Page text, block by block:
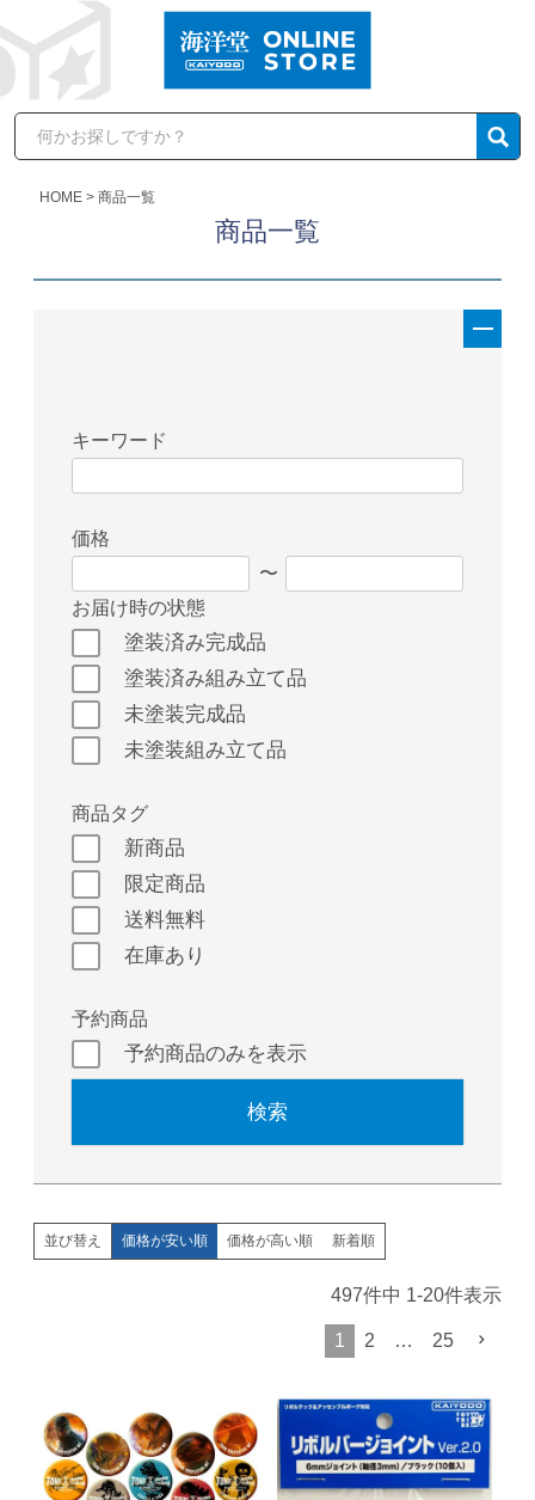
HOME 商品一覧
商品一覧
キーワード
価格
〜
お届け時の状態
塗装済み完成品
塗装済み組み立て品
未塗装完成品
未塗装組み立て品
商品タグ
新商品
限定商品
送料無料
在庫あり
予約商品
予約商品のみを表示
検索
並び替え 価格が安い順 価格が高い順 新着順
497件中 1-20件表示
1 2 … 25